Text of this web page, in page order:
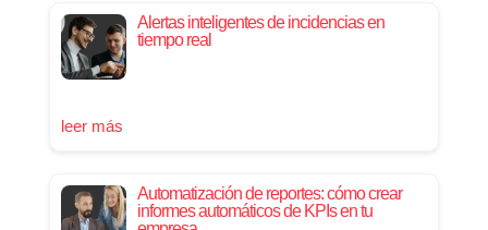
Alertas inteligentes de incidencias en
tiempo real
leer más
Automatización de reportes: cómo crear
informes automáticos de KPIs en tu